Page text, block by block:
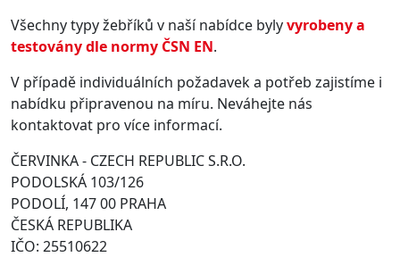
Všechny typy žebříků v naší nabídce bylyvyrobeny a
testovány dle normy ČSN EN.
V případě individuálních požadavek a potřeb zajistíme i
nabídku připravenou na míru. Neváhejte nás
kontaktovat pro více informací.
ČERVINKA - CZECH REPUBLIC S.R.O.
PODOLSKÁ 103/126
PODOLÍ, 147 00 PRAHA
ČESKÁ REPUBLIKA
IČO: 25510622